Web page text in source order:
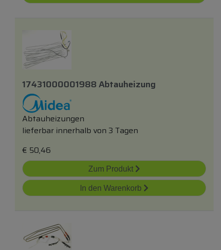
17431000001988 Abtauheizung
Abtauheizungen
lieferbar innerhalb von 3 Tagen
€ 50,46
Zum Produkt
In den Warenkorb